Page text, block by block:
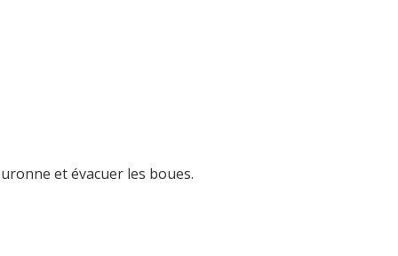
et évacuer les boues.